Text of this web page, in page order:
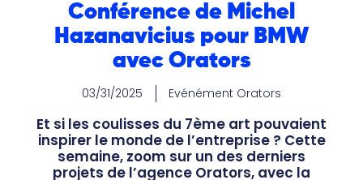
Conférence de Michel
Hazanavicius pour BMW
avec Orators
03/31/2025 Evénément Orators
Et si les coulisses du 7ème art pouvaient
inspirer le monde de l’entreprise ? Cette
semaine, zoom sur un des derniers
projets de l’agence Orators, avec la